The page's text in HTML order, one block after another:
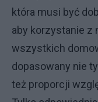
która musi być
aby korzystanie z
wszystkich
dopasowany nie
też proporcji